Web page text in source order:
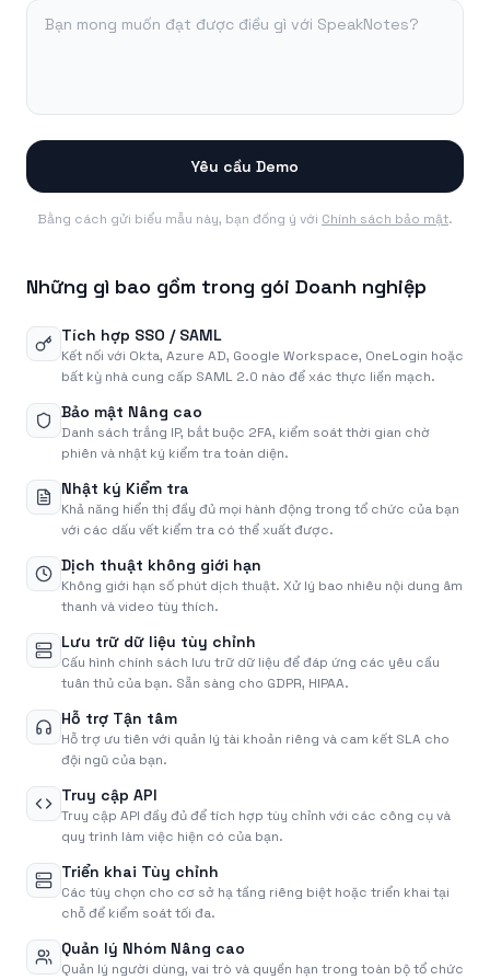
Yêu cầu Demo
Bằng cách gửi biểu mẫu này, bạn đồng ý với Chính sách bảo mật.
Những gì bao gồm trong gói Doanh nghiệp
Tích hợp SSO / SAML
Kết nối với Okta, Azure AD, Google Workspace, OneLogin hoặc
bất kỳ nhà cung cấp SAML 2.0 nào để xác thực liền mạch.
Bảo mật Nâng cao
Danh sách trắng IP, bắt buộc 2FA, kiểm soát thời gian chờ
phiên và nhật ký kiểm tra toàn diện.
Nhật ký Kiểm tra
Khả năng hiển thị đầy đủ mọi hành động trong tổ chức của bạn
với các dấu vết kiểm tra có thể xuất được.
Dịch thuật không giới hạn
Không giới hạn số phút dịch thuật. Xử lý bao nhiêu nội dung âm
thanh và video tùy thích.
Lưu trữ dữ liệu tùy chỉnh
Cấu hình chính sách lưu trữ dữ liệu để đáp ứng các yêu cầu
tuân thủ của bạn. Sẵn sàng cho GDPR, HIPAA.
Hỗ trợ Tận tâm
Hỗ trợ ưu tiên với quản lý tài khoản riêng và cam kết SLA cho
đội ngũ của bạn.
Truy cập API
Truy cập API đầy đủ để tích hợp tùy chỉnh với các công cụ và
quy trình làm việc hiện có của bạn.
Triển khai Tùy chỉnh
Các tùy chọn cho cơ sở hạ tầng riêng biệt hoặc triển khai tại
chỗ để kiểm soát tối đa.
Quản lý Nhóm Nâng cao
Quản lý người dùng, vai trò và quyền hạn trong toàn bộ tổ chức